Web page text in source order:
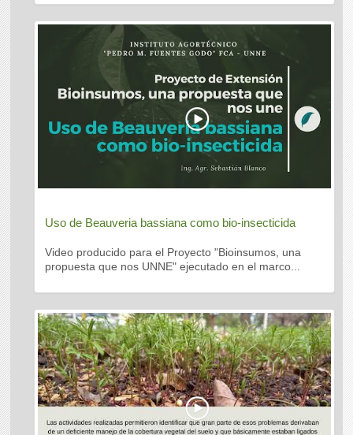
Uso de Beauveria bassiana como bio-insecticida
Video producido para el Proyecto "Bioinsumos, una
propuesta que nos UNNE" ejecutado en el marco...